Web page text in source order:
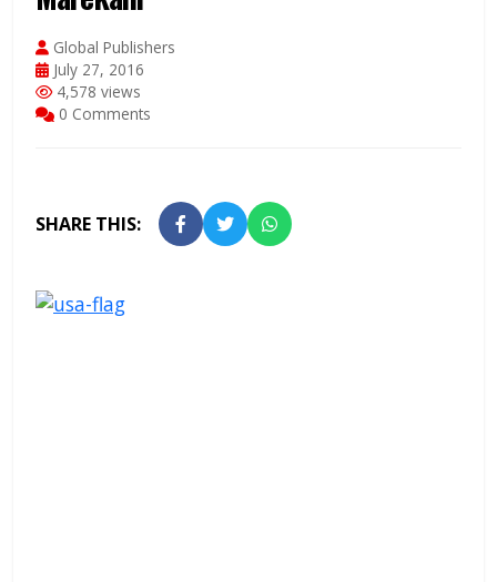
Global Publishers
July 27, 2016
4,578 views
0 Comments
SHARE THIS: